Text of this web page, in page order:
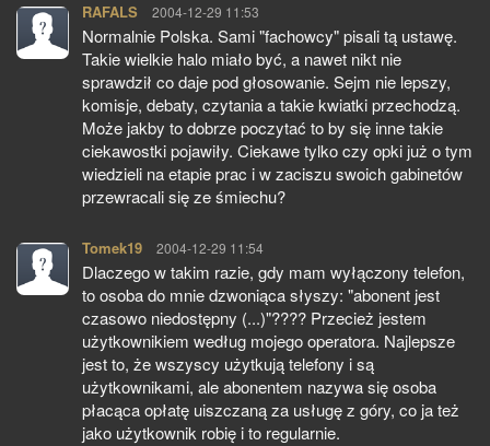
RAFALS pisze:
2004-12-29 11:53
Normalnie Polska. Sami "fachowcy" pisali tą ustawę.
Takie wielkie halo miało być, a nawet nikt nie
sprawdził co daje pod głosowanie. Sejm nie lepszy,
komisje, debaty, czytania a takie kwiatki przechodzą.
Może jakby to dobrze poczytać to by się inne takie
ciekawostki pojawiły. Ciekawe tylko czy opki już o tym
wiedzieli na etapie prac i w zaciszu swoich gabinetów
przewracali się ze śmiechu?
Tomek19 pisze:
2004-12-29 11:54
Dlaczego w takim razie, gdy mam wyłączony telefon,
to osoba do mnie dzwoniąca słyszy: "abonent jest
czasowo niedostępny (...)"???? Przecież jestem
użytkownikiem według mojego operatora. Najlepsze
jest to, że wszyscy użytkują telefony i są
użytkownikami, ale abonentem nazywa się osoba
płacąca opłatę uiszczaną za usługę z góry, co ja też
jako użytkownik robię i to regularnie.